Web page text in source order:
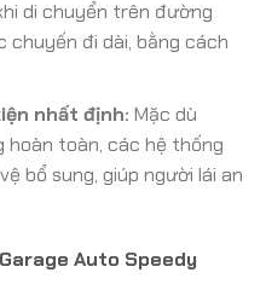
di chuyển trên đường
đi dài, bằng cách
nhất định: Mặc dù
hoàn toàn, các hệ thống
bổ sung, giúp người lái an
Auto Speedy